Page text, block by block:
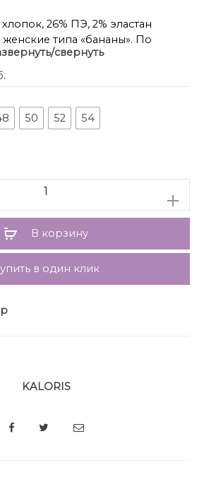
хлопок, 26% ПЭ, 2% эластан
типа «бананы». По
фигурные карманы, застежка на
складки. Сзади фигурная
обработан притачным поясом
на кнопку. По низу
свернуть
50 52 54
В корзину
в один клик
KALORIS
SHARE